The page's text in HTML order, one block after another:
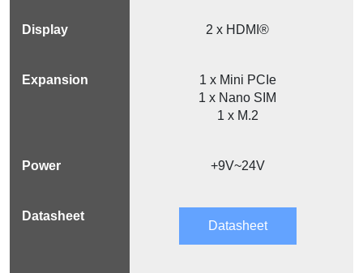
2 x HDMI®
1 x Mini PCIe
1 x Nano SIM
1 x M.2
+9V~24V
Datasheet